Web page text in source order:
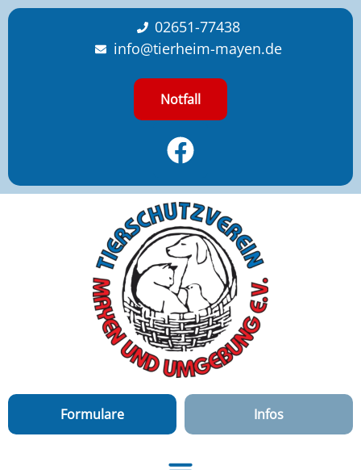
content
02651-77438
info@tierheim-mayen.de
Notfall
Formulare Infos